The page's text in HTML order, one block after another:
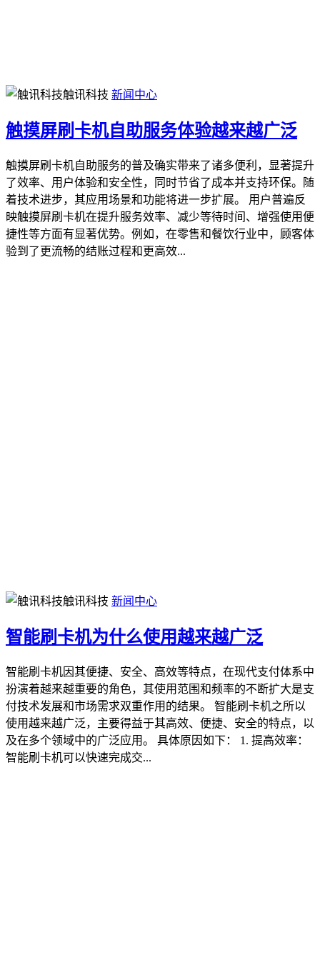
触讯科技 新闻中心
触摸屏刷卡机自助服务体验越来越广泛
触摸屏刷卡机自助服务的普及确实带来了诸多便利，显著提升
了效率、用户体验和安全性，同时节省了成本并支持环保。随
着技术进步，其应用场景和功能将进一步扩展。 用户普遍反
映触摸屏刷卡机在提升服务效率、减少等待时间、增强使用便
捷性等方面有显著优势。例如，在零售和餐饮行业中，顾客体
验到了更流畅的结账过程和更高效...
触讯科技 新闻中心
智能刷卡机为什么使用越来越广泛
智能刷卡机因其便捷、安全、高效等特点，在现代支付体系中
扮演着越来越重要的角色，其使用范围和频率的不断扩大是支
付技术发展和市场需求双重作用的结果。 智能刷卡机之所以
使用越来越广泛，主要得益于其高效、便捷、安全的特点，以
及在多个领域中的广泛应用。 具体原因如下： 1. 提高效率：
智能刷卡机可以快速完成交...